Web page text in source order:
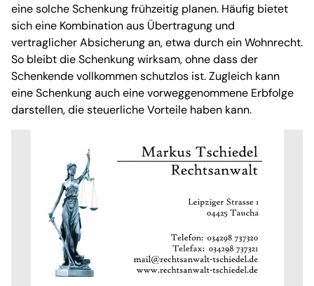
eine solche Schenkung frühzeitig planen. Häufig bietet
sich eine Kombination aus Übertragung und
vertraglicher Absicherung an, etwa durch ein Wohnrecht.
So bleibt die Schenkung wirksam, ohne dass der
Schenkende vollkommen schutzlos ist. Zugleich kann
eine Schenkung auch eine vorweggenommene Erbfolge
darstellen, die steuerliche Vorteile haben kann.